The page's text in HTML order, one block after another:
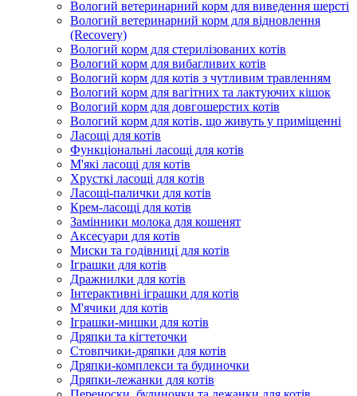
Вологий ветеринарний корм для виведення шерсті
Вологий ветеринарний корм для відновлення
(Recovery)
Вологий корм для стерилізованих котів
Вологий корм для вибагливих котів
Вологий корм для котів з чутливим травленням
Вологий корм для вагітних та лактуючих кішок
Вологий корм для довгошерстих котів
Вологий корм для котів, що живуть у приміщенні
Ласощі для котів
Функціональні ласощі для котів
М'які ласощі для котів
Хрусткі ласощі для котів
Ласощі-палички для котів
Крем-ласощі для котів
Замінники молока для кошенят
Аксесуари для котів
Миски та годівниці для котів
Іграшки для котів
Дражнилки для котів
Інтерактивні іграшки для котів
М'ячики для котів
Іграшки-мишки для котів
Дряпки та кігтеточки
Стовпчики-дряпки для котів
Дряпки-комплекси та будиночки
Дряпки-лежанки для котів